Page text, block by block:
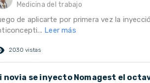
Medicina del trabajo
de aplicarte por primera vez la
Leer más
2030 vistas
novia se inyecto Nomagest el